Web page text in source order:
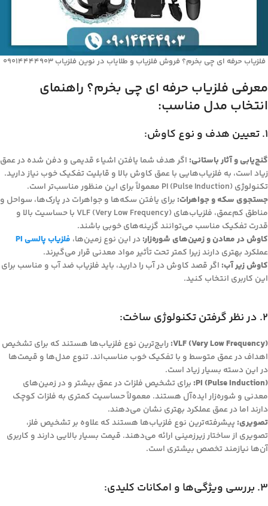
فلزیاب حرفه‌ ای چی بخرم؟ فروش فلزیاب و طلایاب در نوین فلزیاب 09014444903
معرفی فلزیاب حرفه‌ ای چی بخرم؟ راهنمای
انتخاب مدل مناسب:
1. تعیین هدف و نوع کاوش:
گنج‌یابی و آثار باستانی: اگر هدف شما یافتن اشیاء قدیمی و دفن شده در عمق
زیاد است، به فلزیاب‌هایی با عمق کاوش بالا و قابلیت تفکیک خوب نیاز دارید.
تکنولوژی PI (Pulse Induction) معمولاً برای این منظور مناسب‌تر است.
جستجوی سکه و جواهرات: برای یافتن سکه‌ها و جواهرات در پارک‌ها، سواحل و
مناطق کم‌عمق، فلزیاب‌های VLF (Very Low Frequency) با حساسیت بالا و
قدرت تفکیک مناسب می‌توانند گزینه‌های خوبی باشند.
کاوش در معادن و زمین‌های شوره‌زار: در این نوع زمین‌ها، فلزیاب پالسی PI
عملکرد بهتری دارند زیرا کمتر تحت تأثیر مواد معدنی قرار می‌گیرند.
کاوش زیر آب: اگر قصد کاوش در آب را دارید، باید فلزیاب ضد آب و مناسب برای
این کاربری انتخاب کنید.
2. در نظر گرفتن تکنولوژی ساخت:
VLF (Very Low Frequency): رایج‌ترین نوع فلزیاب‌ها هستند که برای تشخیص
اهداف در عمق متوسط و با تفکیک خوب مناسب‌اند. تنوع مدل‌ها و قیمت‌ها
در این دسته بسیار زیاد است.
PI (Pulse Induction): برای تشخیص فلزات در عمق بیشتر و در زمین‌های
معدنی و شوره‌زار ایده‌آل هستند. معمولاً حساسیت کمتری به فلزات کوچک
دارند اما در عمق عملکرد بهتری نشان می‌دهند.
تصویری: پیشرفته‌ترین نوع فلزیاب‌ها هستند که علاوه بر تشخیص فلز،
تصویری از ساختار زیرزمینی ارائه می‌دهند. قیمت بسیار بالایی دارند و کاربری
آن‌ها نیازمند تخصص بیشتری است.
3. بررسی ویژگی‌ها و امکانات کلیدی: